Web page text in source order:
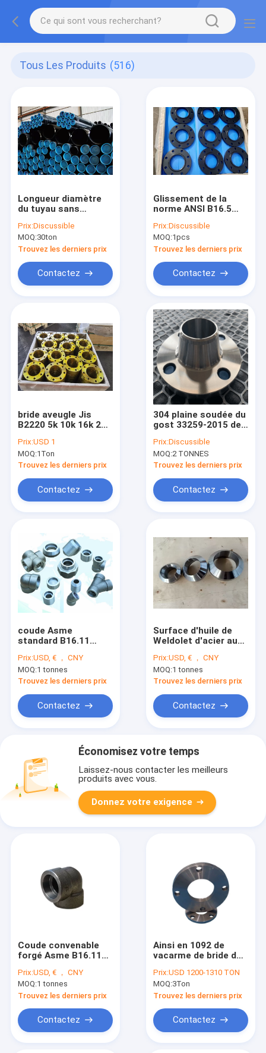
Tous Les Produits (516)
Longueur diamètre
du tuyau sans
A53 Gr.B de 6m et de
12m Astm 21.3MM
762MM
Prix:Discussible
MOQ:30ton
Trouvez les derniers prix
Contactez
Glissement de la
norme ANSI B16.5
de Thd Lap Joint
Blind rf Astm A105N
de cou de soudure
Prix:Discussible
MOQ:1pcs
Trouvez les derniers prix
Contactez
bride aveugle Jis
B2220 5k 10k 16k 20k
tuyau 10A
Prix:USD 1
MOQ:1Ton
Trouvez les derniers prix
Contactez
304 plaine soudée du
gost 33259-2015 de
inoxydable Pn6
Prix:Discussible
MOQ:2 TONNES
Trouvez les derniers prix
Contactez
coude Asme
standard B16.11
16mn Sch80
Prix:USD, € ， CNY
MOQ:1 tonnes
Trouvez les derniers prix
Contactez
Surface d'huile de
Weldolet d'acier au
A105
Prix:USD, € ， CNY
MOQ:1 tonnes
Trouvez les derniers prix
Contactez
Économisez votre temps
Laissez-nous contacter les meilleurs
produits avec vous.
Donnez votre exigence
Coude convenable
forgé Asme B16.11
de douille de 90
degrés
Prix:USD, € ， CNY
MOQ:1 tonnes
Trouvez les derniers prix
Contactez
Ainsi en 1092 de
vacarme de bride du
01 A182 F304 S235jr
Rst37.2 Pn10 Dn200
Prix:USD 1200-1310 TON
MOQ:3Ton
Trouvez les derniers prix
Contactez